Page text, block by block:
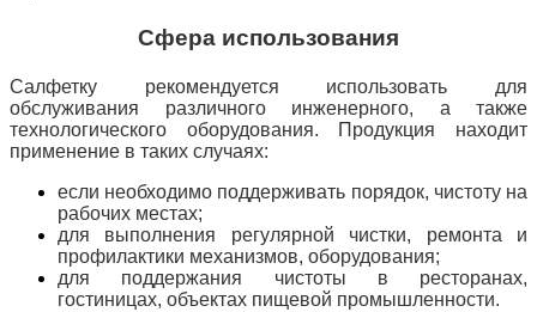
Сфера использования
Салфетку рекомендуется использовать для
обслуживания различного инженерного, а также
технологического оборудования. Продукция находит
применение в таких случаях:
если необходимо поддерживать порядок, чистоту на
рабочих местах;
для выполнения регулярной чистки, ремонта и
профилактики механизмов, оборудования;
для поддержания чистоты в ресторанах,
гостиницах, объектах пищевой промышленности.